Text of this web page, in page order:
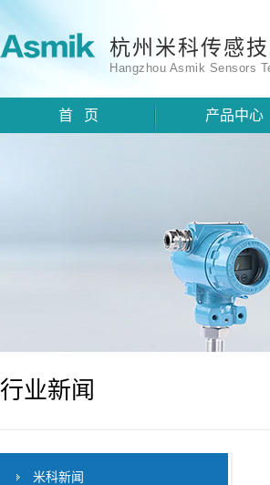
杭州米科传感
Hangzhou Asmik Sensors
首 页 产品中心
行业新闻
米科新闻